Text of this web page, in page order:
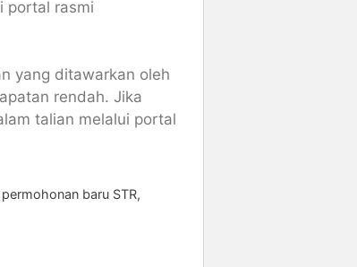
portal rasmi
yang ditawarkan oleh
rendah. Jika
talian melalui portal
baru STR,